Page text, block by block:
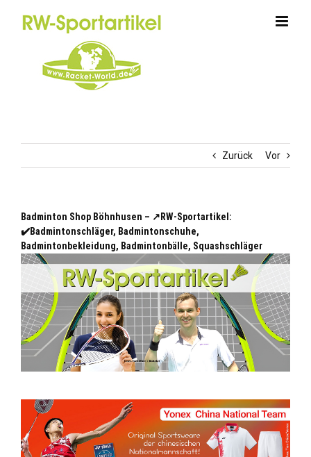
Zurück Vor
Badminton Shop Böhnhusen – ↗️RW-Sportartikel:
✔️Badmintonschläger, Badmintonschuhe,
Badmintonbekleidung, Badmintonbälle, Squashschläger